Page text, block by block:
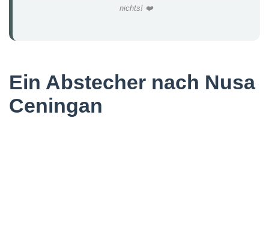
nichts! ❤️
Ein Abstecher nach Nusa
Ceningan